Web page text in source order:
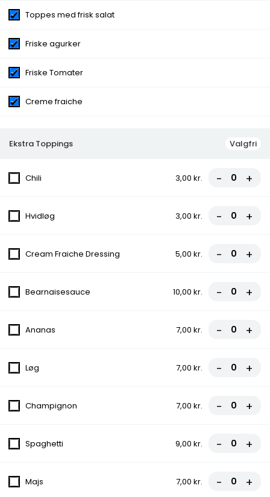
Rucola & parmesan
Vælg Sodavand
(0,33L), Pepsi (0,33L), Pepsi Max (0,33L), Faxe Kondi (1,5L),
Faxe Kondi Free (1,5L), Pepsi (1,5L), Pepsi Max (1,5L),
Pilsner (0,5 L), Husets Rødvin, Husets Hvidvin, Husets
pizzaer er lavet med omhu og kærlighed, med friske
Tomatsauce, Ost
Tomatsauce, Ost, Skinke
Tomatsauce, Ost, Pepperoni
4.Hawaii Pizza
fra 85,00 kr.
Toppes med frisk salat
Friske agurker
Friske Tomater
Creme fraiche
Ekstra Toppings Valgfri
Chili 3,00 kr. - +
Hvidløg 3,00 kr. - +
Cream Fraiche Dressing 5,00 kr. - +
Bearnaisesauce 10,00 kr. - +
Ananas 7,00 kr. - +
Løg 7,00 kr. - +
Champignon 7,00 kr. - +
Spaghetti 9,00 kr. - +
Majs 7,00 kr. - +